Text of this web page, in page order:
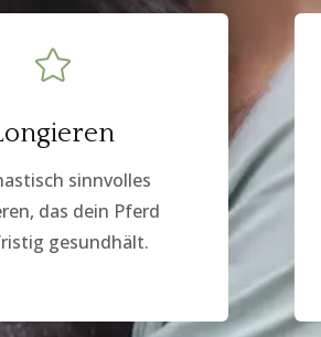

sinnvolles
das dein Pferd
gesundhält.